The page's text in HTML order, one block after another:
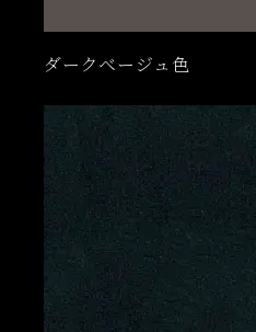
ダークベージュ色